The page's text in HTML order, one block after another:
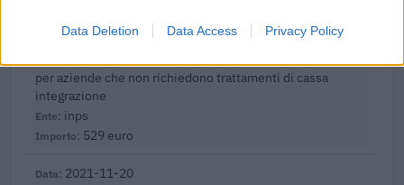
Data Deletion Data Access Privacy Policy
2022-02-22
per aziende che non richiedono trattamenti di cassa
integrazione
inps
529 euro
2021-11-20